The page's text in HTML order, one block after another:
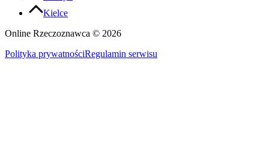
Kielce
Online Rzeczoznawca © 2026
Polityka prywatnościRegulamin serwisu